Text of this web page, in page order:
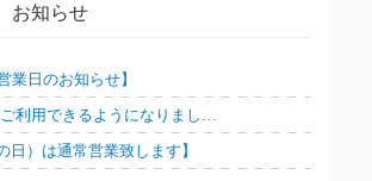
お知らせ
業日のお知らせ】
利用できるようになりまし…
日）は通常営業致します】